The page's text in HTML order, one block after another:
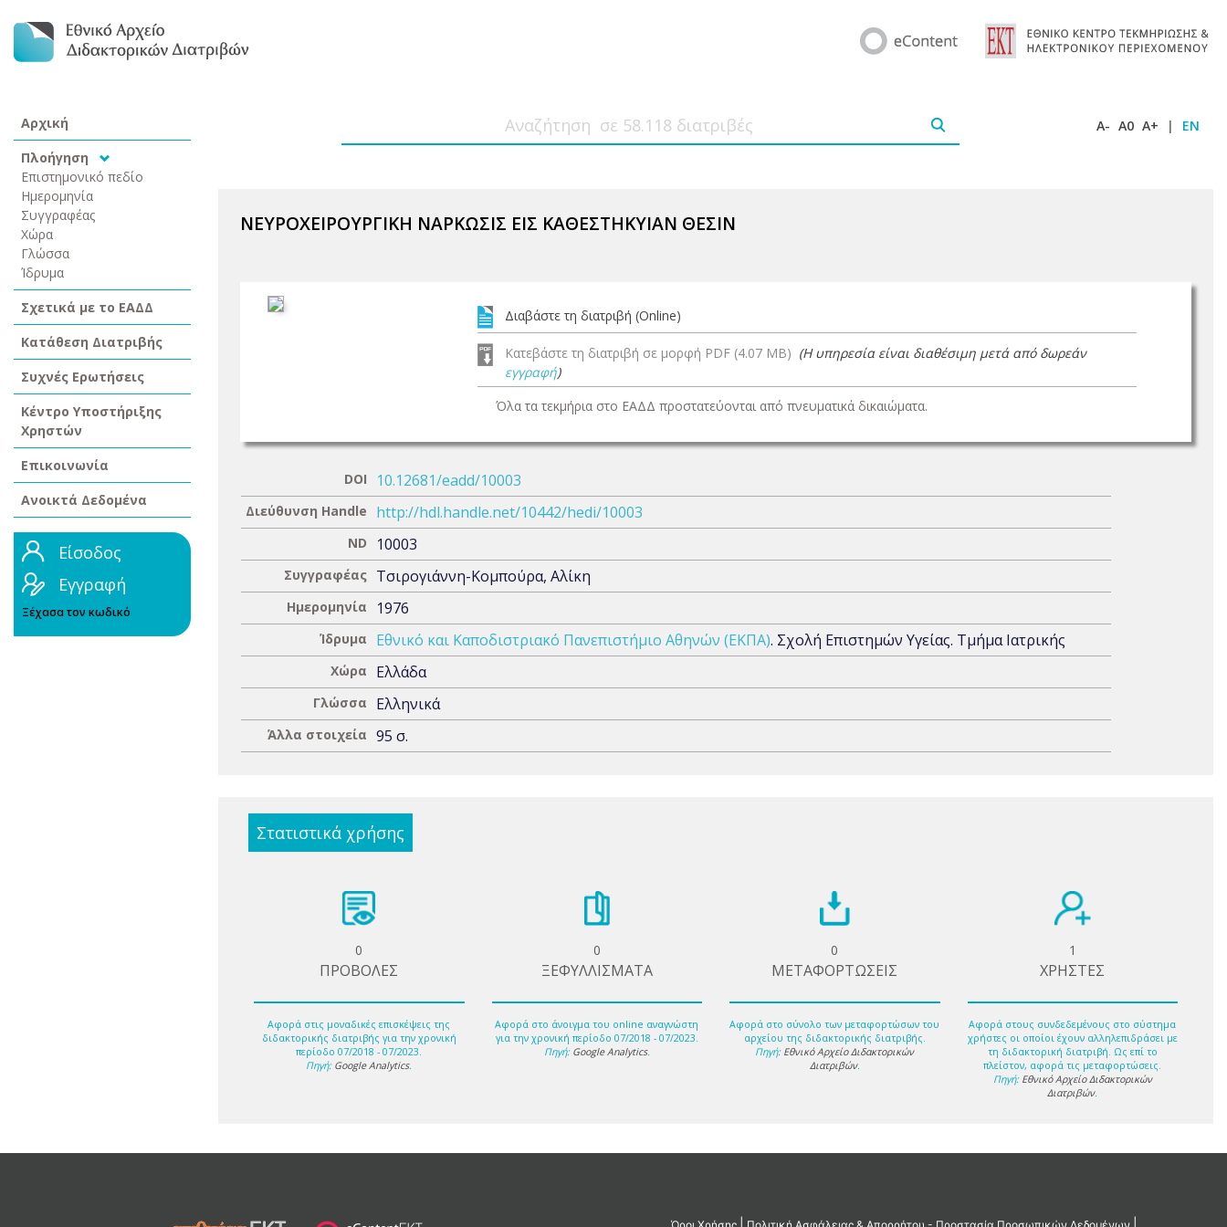
Αρχική
Πλοήγηση
Επιστημονικό πεδίο
Ημερομηνία
Συγγραφέας
Χώρα
Γλώσσα
Ίδρυμα
Σχετικά με το ΕΑΔΔ
Κατάθεση Διατριβής
Συχνές Ερωτήσεις
Κέντρο Υποστήριξης
Χρηστών
Επικοινωνία
Ανοικτά Δεδομένα
Είσοδος
Εγγραφή
Ξέχασα τον κωδικό
A- A0 A+ | EN
ΝΕΥΡΟΧΕΙΡΟΥΡΓΙΚΗ ΝΑΡΚΩΣΙΣ ΕΙΣ ΚΑΘΕΣΤΗΚΥΙΑΝ ΘΕΣΙΝ
Διαβάστε τη διατριβή (Online)
Κατεβάστε τη διατριβή σε μορφή PDF (4.07 MB) (Η υπηρεσία είναι διαθέσιμη μετά από δωρεάν
εγγραφή)
Όλα τα τεκμήρια στο ΕΑΔΔ προστατεύονται από πνευματικά δικαιώματα.
DOI 10.12681/eadd/10003
Διεύθυνση Handle http://hdl.handle.net/10442/hedi/10003
ND 10003
Συγγραφέας Τσιρογιάννη-Κομπούρα, Αλίκη
Ημερομηνία 1976
Ίδρυμα Εθνικό και Καποδιστριακό Πανεπιστήμιο Αθηνών (ΕΚΠΑ). Σχολή Επιστημών Υγείας. Τμήμα Ιατρικής
Χώρα Ελλάδα
Γλώσσα Ελληνικά
Άλλα στοιχεία 95 σ.
Στατιστικά χρήσης
0
ΠΡΟΒΟΛΕΣ
Αφορά στις μοναδικές επισκέψεις της
διδακτορικής διατριβής για την χρονική
περίοδο 07/2018 - 07/2023.
Πηγή: Google Analytics.
0
ΞΕΦΥΛΛΙΣΜΑΤΑ
Αφορά στο άνοιγμα του online αναγνώστη
για την χρονική περίοδο 07/2018 - 07/2023.
Πηγή: Google Analytics.
0
ΜΕΤΑΦΟΡΤΩΣΕΙΣ
Αφορά στο σύνολο των μεταφορτώσων του
αρχείου της διδακτορικής διατριβής.
Πηγή: Εθνικό Αρχείο Διδακτορικών
Διατριβών.
1
ΧΡΗΣΤΕΣ
Αφορά στους συνδεδεμένους στο σύστημα
χρήστες οι οποίοι έχουν αλληλεπιδράσει με
τη διδακτορική διατριβή. Ως επί το
πλείστον, αφορά τις μεταφορτώσεις.
Πηγή: Εθνικό Αρχείο Διδακτορικών
Διατριβών.